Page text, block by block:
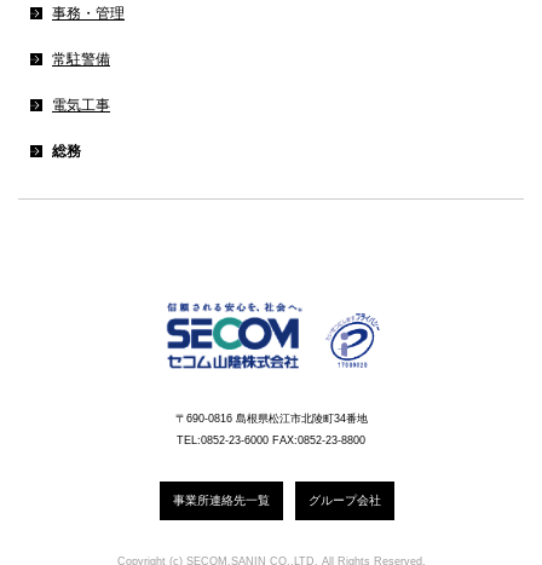
事務・管理
常駐警備
電気工事
総務
〒690-0816 島根県松江市北陵町34番地
TEL:0852-23-6000 FAX:0852-23-8800
事業所連絡先一覧 グループ会社
Copyright (c) SECOM.SANIN CO.,LTD. All Rights Reserved.